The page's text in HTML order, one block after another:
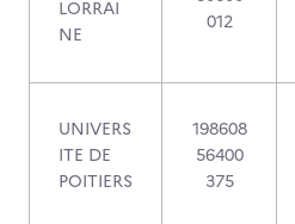
LORRAI
NE
012
UNIVERS
ITE DE
POITIERS
198608
56400
375